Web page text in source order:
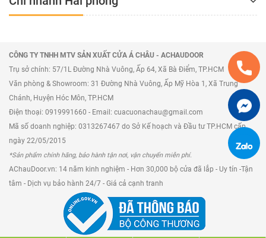
CÔNG TY TNHH MTV SẢN XUẤT CỬA Á CHÂU - ACHAUDOOR
Trụ sở chính: 57/1L Đường Nhà Vuông, Ấp 64, Xã Bà Điểm, TP.HCM
Văn phòng & Showroom: 31 Đường Nhà Vuông, Ấp Mỹ Hòa 1, Xã Trung
Chánh, Huyện Hóc Môn, TP.HCM
Điện thoại: 0919991660 - Email: cuacuonachau@gmail.com
Mã số doanh nghiệp: 0313267467 do Sở Kế hoạch và Đầu tư TP.HCM cấp
ngày 22/05/2015
*Sản phẩm chính hãng, bảo hành tận nơi, vận chuyển miễn phí.
AChauDoor.vn: 14 năm kinh nghiệm - Hơn 30,000 bộ cửa đã lắp - Uy tín -Tận
tâm - Dịch vụ bảo hành 24/7 - Giá cả cạnh tranh